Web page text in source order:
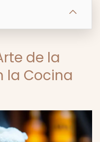
de la
la Cocina